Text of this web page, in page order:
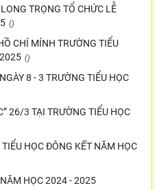
TRỌNG TỔ CHỨC LỄ
()
CHÍ MÍNH TRƯỜNG TIỂU
()
8 - 3 TRƯỜNG TIỂU HỌC
26/3 TẠI TRƯỜNG TIỂU HỌC
HỌC ĐÔNG KẾT NĂM HỌC
HỌC 2024 - 2025